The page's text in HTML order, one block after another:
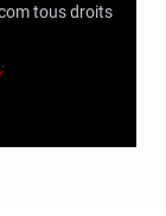
tous droits